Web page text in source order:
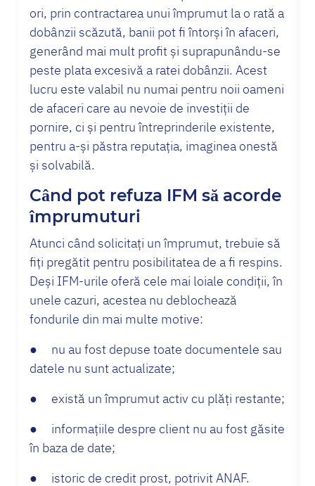
ori, prin contractarea unui împrumut la o rată a
dobânzii scăzută, banii pot fi întorși în afaceri,
generând mai mult profit și suprapunându-se
peste plata excesivă a ratei dobânzii. Acest
lucru este valabil nu numai pentru noii oameni
de afaceri care au nevoie de investiții de
pornire, ci și pentru întreprinderile existente,
pentru a-și păstra reputația, imaginea onestă
și solvabilă.
Când pot refuza IFM să acorde
împrumuturi
Atunci când solicitați un împrumut, trebuie să
fiți pregătit pentru posibilitatea de a fi respins.
Deși IFM-urile oferă cele mai loiale condiții, în
unele cazuri, acestea nu deblochează
fondurile din mai multe motive:
● nu au fost depuse toate documentele sau
datele nu sunt actualizate;
● există un împrumut activ cu plăți restante;
● informațiile despre client nu au fost găsite
în baza de date;
● istoric de credit prost, potrivit ANAF.